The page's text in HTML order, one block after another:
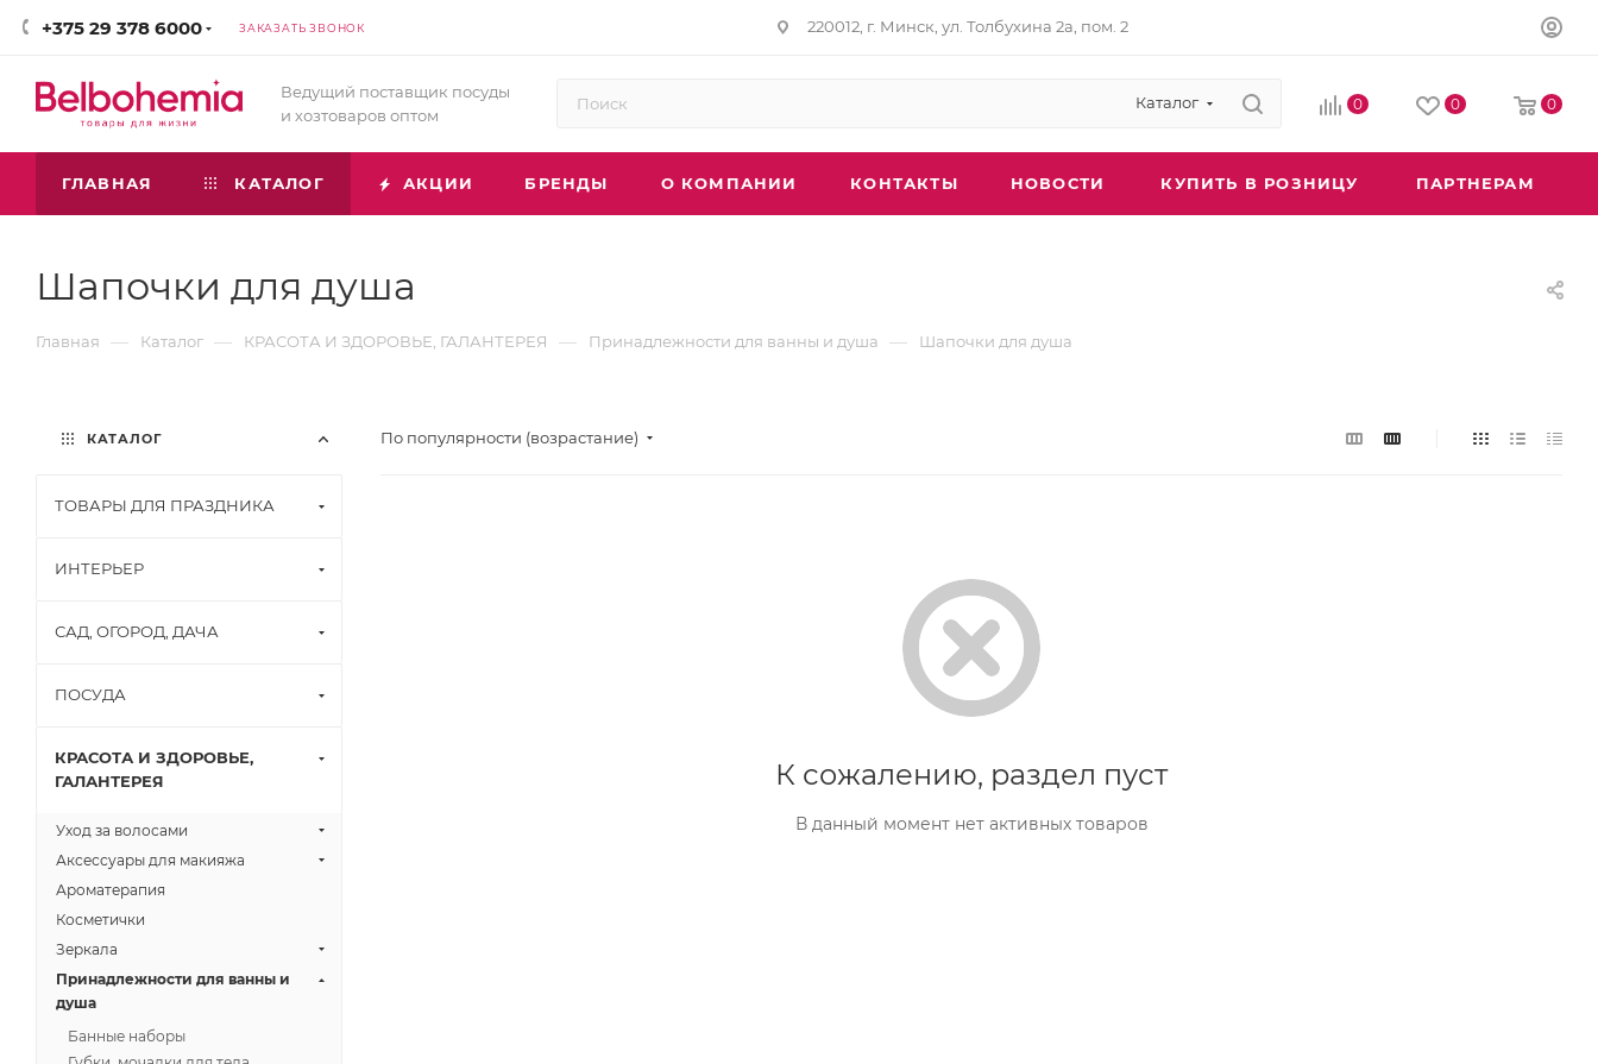
+375 29 378 6000 ЗАКАЗАТЬ ЗВОНОК 220012, г. Минск, ул. Толбухина 2а, пом. 2
Ведущий поставщик посуды
и хозтоваров оптом
Каталог 0 0 0
ГЛАВНАЯ КАТАЛОГ АКЦИИ БРЕНДЫ О КОМПАНИИ КОНТАКТЫ НОВОСТИ КУПИТЬ В РОЗНИЦУ ПАРТНЕРАМ
Шапочки для душа
Главная — Каталог — КРАСОТА И ЗДОРОВЬЕ, ГАЛАНТЕРЕЯ — Принадлежности для ванны и душа — Шапочки для душа
По популярности (возрастание)
К сожалению, раздел пуст
В данный момент нет активных товаров
КАТАЛОГ
ТОВАРЫ ДЛЯ ПРАЗДНИКА
ИНТЕРЬЕР
САД, ОГОРОД, ДАЧА
ПОСУДА
КРАСОТА И ЗДОРОВЬЕ,
ГАЛАНТЕРЕЯ
Уход за волосами
Аксессуары для макияжа
Ароматерапия
Косметички
Зеркала
Принадлежности для ванны и
душа
Банные наборы